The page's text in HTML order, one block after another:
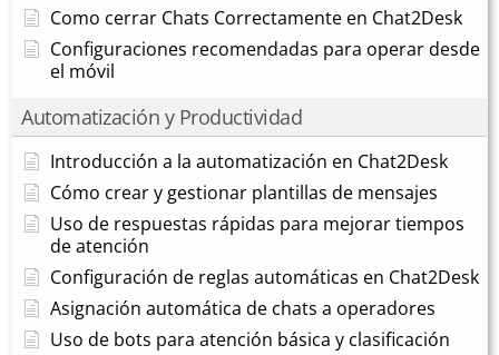
Como cerrar Chats Correctamente en Chat2Desk
Configuraciones recomendadas para operar desde
el móvil
Automatización y Productividad
Introducción a la automatización en Chat2Desk
Cómo crear y gestionar plantillas de mensajes
Uso de respuestas rápidas para mejorar tiempos
de atención
Configuración de reglas automáticas en Chat2Desk
Asignación automática de chats a operadores
Uso de bots para atención básica y clasificación